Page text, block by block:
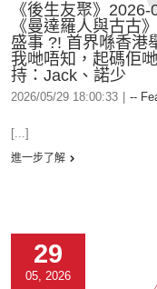
《後生友聚》
《曼達羅人與古古
盛事 ?! 首界喺香港
我哋唔知，起碼佢
持：Jack、諾少
2026/05/29 18:00:33 --
[...]
進一步了解
29
05, 2026